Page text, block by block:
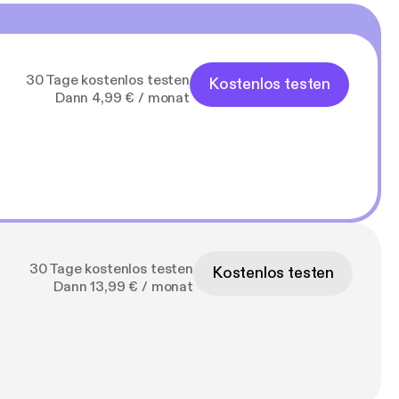
30 Tage kostenlos testen
Dann 4,99 € / monat
Kostenlos testen
30 Tage kostenlos testen
Dann 13,99 € / monat
Kostenlos testen